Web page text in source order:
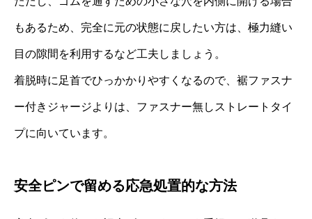
もあるため、完全に元の状態に戻したい方は、極力縫い
目の隙間を利用するなど工夫しましょう。
着脱時に足首でひっかかりやすくなるので、裾ファスナ
ー付きジャージよりは、ファスナー無しストレートタイ
プに向いています。
安全ピンで留める応急処置的な方法